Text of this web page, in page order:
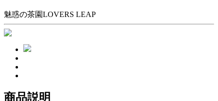
魅惑の茶園LOVERS LEAP
商品説明